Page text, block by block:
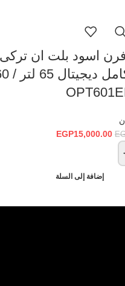
فرن اسود بلت ان تركى
كهرباء كامل
EGP15,000.00
إضافة إلى السلة